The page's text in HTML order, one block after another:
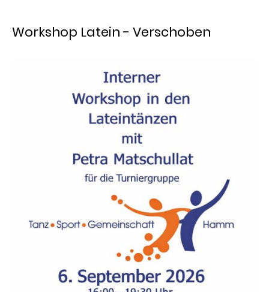
Workshop Latein - Verschoben